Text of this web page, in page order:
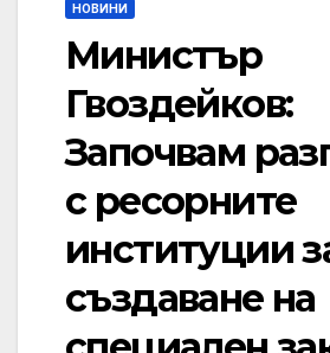
НОВИНИ
Министър
Гвоздейков:
Започвам
с ресорните
институции
създаване на